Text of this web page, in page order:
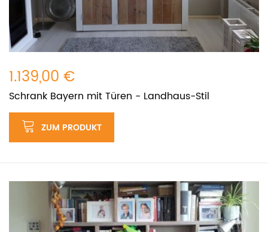
1.139,00 €
Schrank Bayern mit Türen - Landhaus-Stil
ZUM PRODUKT